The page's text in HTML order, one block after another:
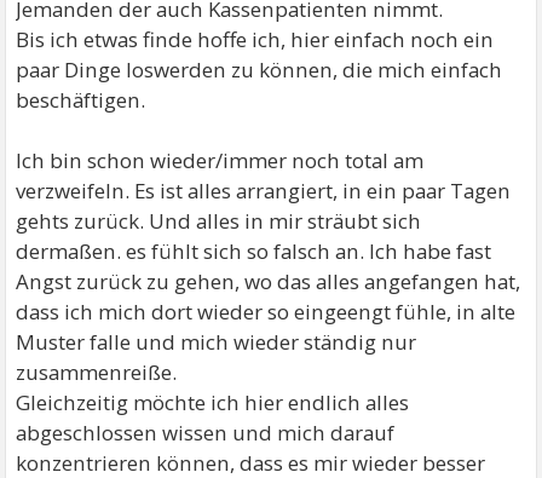
Jemanden der auch Kassenpatienten nimmt.
Bis ich etwas finde hoffe ich, hier einfach noch ein
paar Dinge loswerden zu können, die mich einfach
beschäftigen.
Ich bin schon wieder/immer noch total am
verzweifeln. Es ist alles arrangiert, in ein paar Tagen
gehts zurück. Und alles in mir sträubt sich
dermaßen. es fühlt sich so falsch an. Ich habe fast
Angst zurück zu gehen, wo das alles angefangen hat,
dass ich mich dort wieder so eingeengt fühle, in alte
Muster falle und mich wieder ständig nur
zusammenreiße.
Gleichzeitig möchte ich hier endlich alles
abgeschlossen wissen und mich darauf
konzentrieren können, dass es mir wieder besser